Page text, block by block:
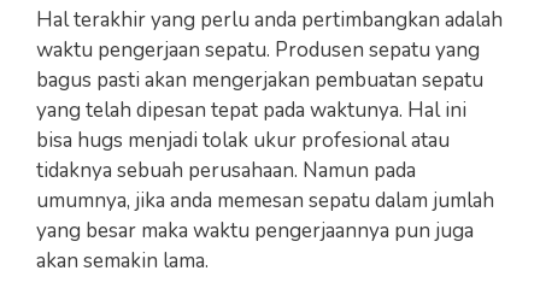
Hal terakhir yang perlu anda pertimbangkan adalah
waktu pengerjaan sepatu. Produsen sepatu yang
bagus pasti akan mengerjakan pembuatan sepatu
yang telah dipesan tepat pada waktunya. Hal ini
bisa hugs menjadi tolak ukur profesional atau
tidaknya sebuah perusahaan. Namun pada
umumnya, jika anda memesan sepatu dalam jumlah
yang besar maka waktu pengerjaannya pun juga
akan semakin lama.